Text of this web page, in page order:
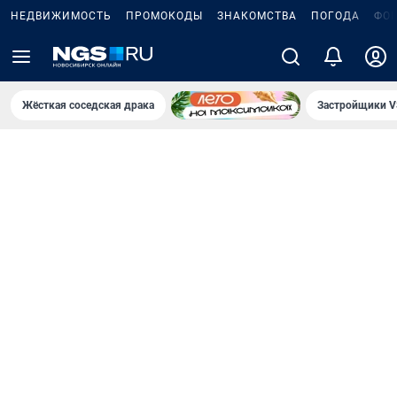
НЕДВИЖИМОСТЬ ПРОМОКОДЫ ЗНАКОМСТВА ПОГОДА
Жёсткая соседская драка Застройщики